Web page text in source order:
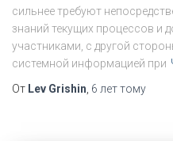
сильнее требуют
знаний текущих процессов и
участниками, с другой
системной информацией при
От Lev Grishin, 6 леттому